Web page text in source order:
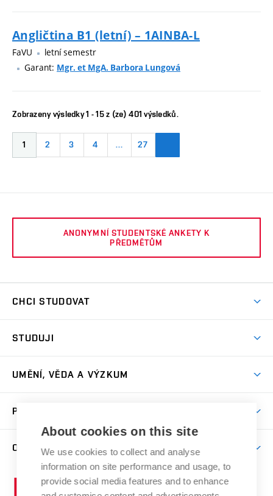
Angličtina B1 (letní) – 1AINBA-L
FaVU
letní semestr
Garant: Mgr. et MgA. Barbora Lungová
Zobrazeny výsledky 1 - 15 z (ze) 401 výsledků.
1 2 3 4 … 27
ANONYMNÍ STUDENTSKÉ ANKETY K
PŘEDMĚTŮM
CHCI STUDOVAT
Přijímačky
Dny otevřených dveří
Přípravné kurzy
Studium bez bariér
Katedra teorií a dějin umění
Kabinety a dílny
STUDUJI
Časový plán studia
Studijní předpisy a formuláře
Studium a stáže v zahraničí
Rezidenční pobyty
Odborná praxe
UMĚNÍ, VĚDA A VÝZKUM
Publikační činnost
Projekty
Výstavy
PRO VEŘEJNOST
Letní školy a semestrální kurzy
Nakladatelská a vydavatelská činnost
Research Catalogue
O FAKULTĚ
Aktuality
Vysoké
About cookies on this site
We use cookies to collect and analyse
information on site performance and usage, to
provide social media features and to enhance